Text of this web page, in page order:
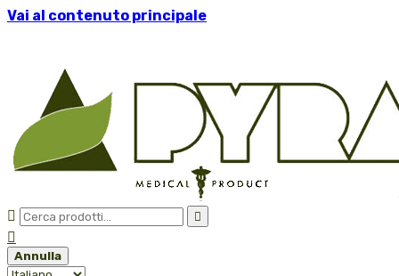
Vai al contenuto principale
 

Annulla